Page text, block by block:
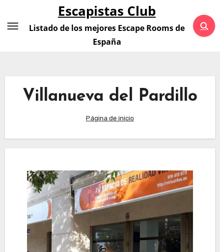
contenido
Escapistas Club
Listado de los mejores Escape Rooms de
España
Villanueva del Pardillo
Página de inicio